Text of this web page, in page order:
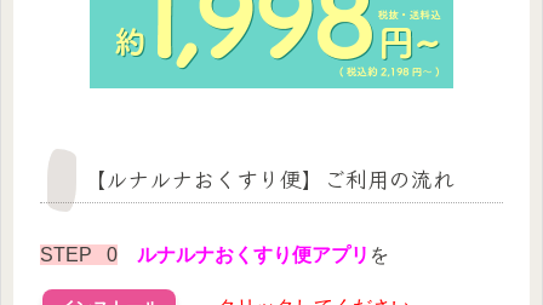
【ルナルナおくすり便】ご利用の流れ
STEP 0 ルナルナおくすり便アプリ を